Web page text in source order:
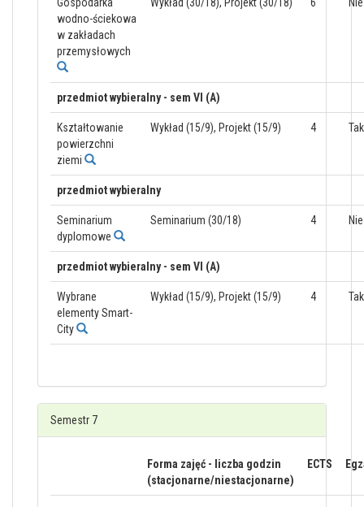
wodno-ściekowa
w zakładach
przemysłowych
przedmiot wybieralny - sem VI (A)
Kształtowanie
powierzchni
ziemi
Wykład (15/9), Projekt (15/9) 4 Tak
przedmiot wybieralny
Seminarium
dyplomowe
Seminarium (30/18) 4 Nie
przedmiot wybieralny - sem VI (A)
Wybrane
elementy Smart-
City
Wykład (15/9), Projekt (15/9) 4 Tak
Semestr 7
Forma zajęć - liczba godzin
(stacjonarne/niestacjonarne)
ECTS